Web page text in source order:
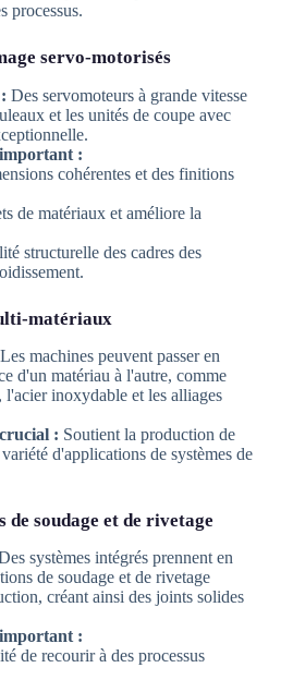
processus.
servo-motorisés
Des servomoteurs à grande vitesse
et les unités de coupe avec
:
cohérentes et des finitions
de matériaux et améliore la
structurelle des cadres des
matériaux
Les machines peuvent passer en
d'un matériau à l'autre, comme
l'acier inoxydable et les alliages
: Soutient la production de
d'applications de systèmes de
de soudage et de rivetage
systèmes intégrés prennent en
de soudage et de rivetage
créant ainsi des joints solides
:
de recourir à des processus